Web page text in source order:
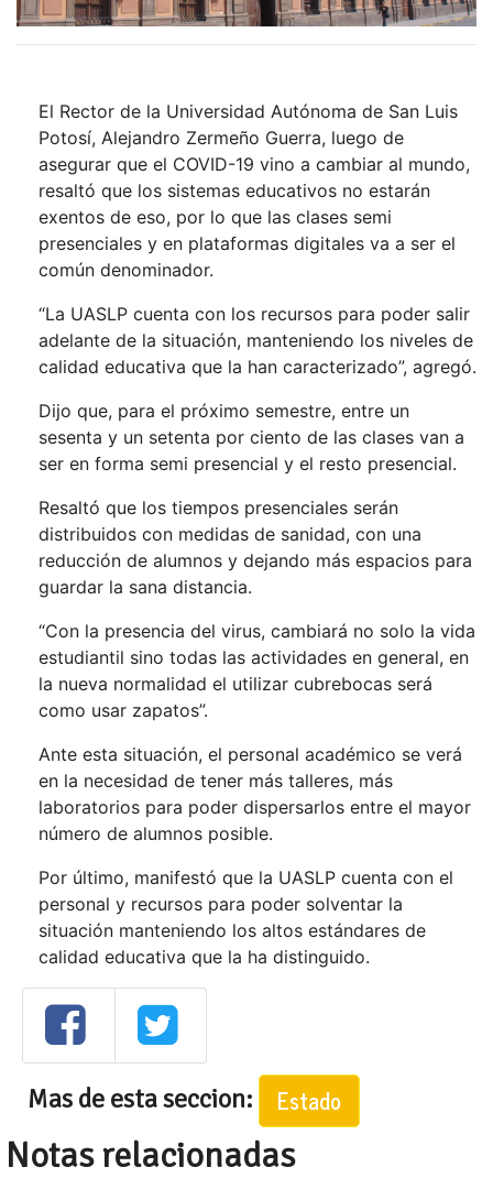
El Rector de la Universidad Autónoma de San Luis
Potosí, Alejandro Zermeño Guerra, luego de
asegurar que el COVID-19 vino a cambiar al mundo,
resaltó que los sistemas educativos no estarán
exentos de eso, por lo que las clases semi
presenciales y en plataformas digitales va a ser el
común denominador.
“La UASLP cuenta con los recursos para poder salir
adelante de la situación, manteniendo los niveles de
calidad educativa que la han caracterizado”, agregó.
Dijo que, para el próximo semestre, entre un
sesenta y un setenta por ciento de las clases van a
ser en forma semi presencial y el resto presencial.
Resaltó que los tiempos presenciales serán
distribuidos con medidas de sanidad, con una
reducción de alumnos y dejando más espacios para
guardar la sana distancia.
“Con la presencia del virus, cambiará no solo la vida
estudiantil sino todas las actividades en general, en
la nueva normalidad el utilizar cubrebocas será
como usar zapatos”.
Ante esta situación, el personal académico se verá
en la necesidad de tener más talleres, más
laboratorios para poder dispersarlos entre el mayor
número de alumnos posible.
Por último, manifestó que la UASLP cuenta con el
personal y recursos para poder solventar la
situación manteniendo los altos estándares de
calidad educativa que la ha distinguido.
Mas de esta seccion: Estado
Notas relacionadas